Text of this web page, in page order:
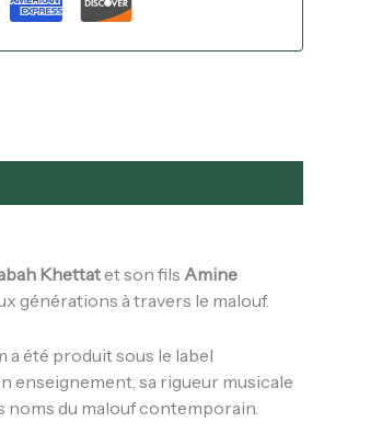
Khettatet son fils Amine
générations à travers le malouf.
a été produit sous le label
enseignement, sa rigueur musicale
noms du malouf contemporain.